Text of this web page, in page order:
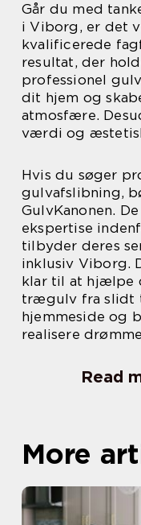
Går du med
i Viborg, er det
kvalificerede
resultat, der
professionel
dit hjem og
atmosfære.
værdi og
Hvis du søger
gulvafslibning,
GulvKanonen.
ekspertise
tilbyder deres
inklusiv Viborg.
klar til at hjælpe
trægulv fra slidt
hjemmeside og
realisere
Read
More